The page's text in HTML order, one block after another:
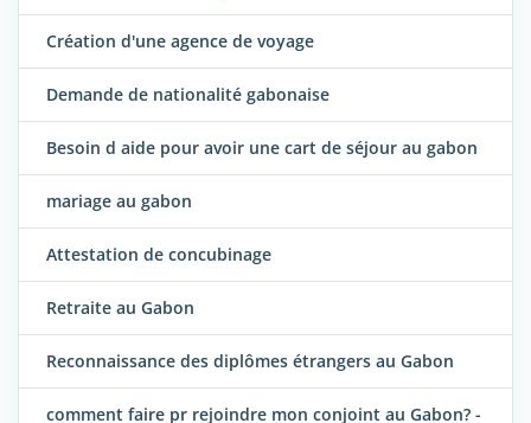
Création d'une agence de voyage
Demande de nationalité gabonaise
Besoin d aide pour avoir une cart de séjour au gabon
mariage au gabon
Attestation de concubinage
Retraite au Gabon
Reconnaissance des diplômes étrangers au Gabon
comment faire pr rejoindre mon conjoint au Gabon? -